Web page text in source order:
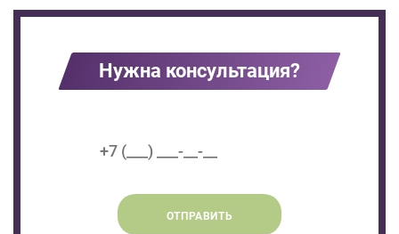
Нужна консультация?
ОТПРАВИТЬ